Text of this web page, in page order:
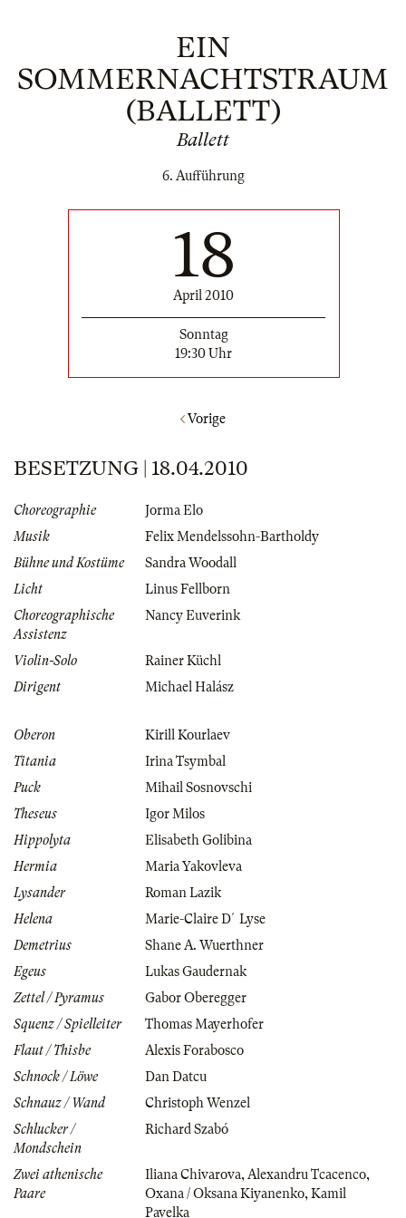
EIN
SOMMERNACHTSTRAUM
(BALLETT)
Ballett
6. Aufführung
18
April 2010
Sonntag
19:30 Uhr
Vorige
BESETZUNG | 18.04.2010
Choreographie
Jorma Elo
Musik
Felix Mendelssohn-Bartholdy
Bühne und Kostüme
Sandra Woodall
Licht
Linus Fellborn
Choreographische
Assistenz
Nancy Euverink
Violin-Solo
Rainer Küchl
Dirigent
Michael Halász
Oberon
Kirill Kourlaev
Titania
Irina Tsymbal
Puck
Mihail Sosnovschi
Theseus
Igor Milos
Hippolyta
Elisabeth Golibina
Hermia
Maria Yakovleva
Lysander
Roman Lazik
Helena
Marie-Claire D´Lyse
Demetrius
Shane A. Wuerthner
Egeus
Lukas Gaudernak
Zettel / Pyramus
Gabor Oberegger
Squenz / Spielleiter
Thomas Mayerhofer
Flaut / Thisbe
Alexis Forabosco
Schnock / Löwe
Dan Datcu
Schnauz / Wand
Christoph Wenzel
Schlucker /
Mondschein
Richard Szabó
Zwei athenische
Paare
Iliana Chivarova, Alexandru Tcacenco,
Oxana / Oksana Kiyanenko, Kamil
Pavelka